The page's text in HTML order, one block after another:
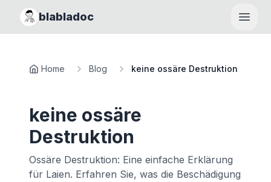
blabladoc
Home Blog keine ossäre Destruktion
keine ossäre
Destruktion
Ossäre Destruktion: Eine einfache Erklärung
für Laien. Erfahren Sie, was die Beschädigung